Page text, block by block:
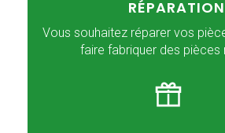
RÉPARATION
Vous souhaitez réparer vos
faire fabriquer des pièces